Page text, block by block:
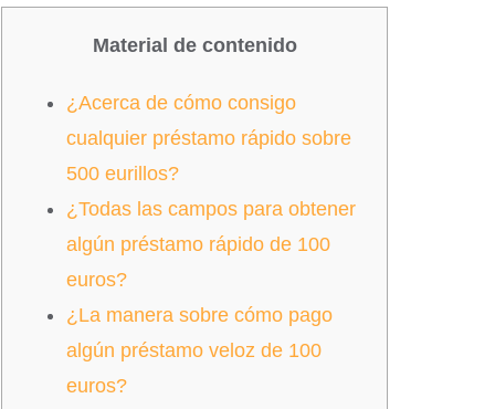
Material de contenido
¿Acerca de cómo consigo
cualquier préstamo rápido sobre
500 eurillos?
¿Todas las campos para obtener
algún préstamo rápido de 100
euros?
¿La manera sobre cómo pago
algún préstamo veloz de 100
euros?